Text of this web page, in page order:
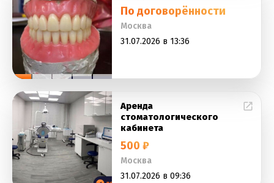
По договорённости
Москва
31.07.2026 в 13:36
Аренда
стоматологического
кабинета
500 ₽
Москва
31.07.2026 в 09:36